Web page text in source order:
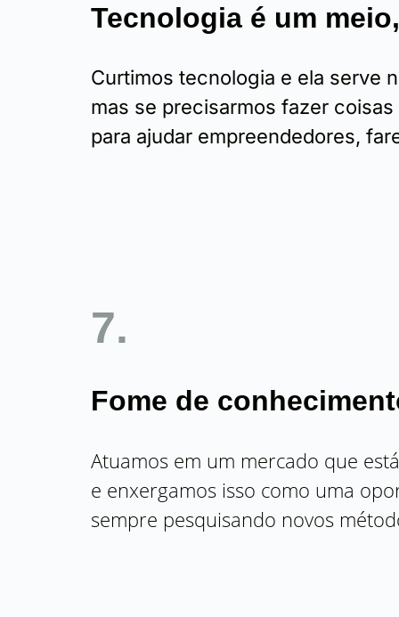
Tecnologia é um
Curtimos tecnologia e ela serve
mas se precisarmos fazer
para ajudar empreendedores,
7.
Fome de
Atuamos em um mercado que
e enxergamos isso como uma
sempre pesquisando novos